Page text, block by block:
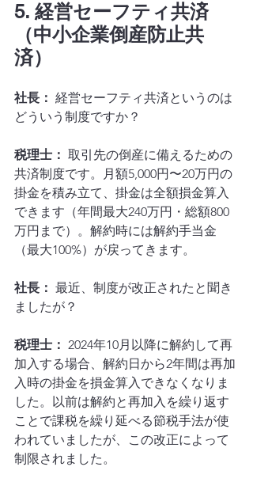
5. 経営セーフティ共済
（中小企業倒産防止共
済）
社長： 経営セーフティ共済というのは
どういう制度ですか？
税理士： 取引先の倒産に備えるための
共済制度です。月額5,000円〜20万円の
掛金を積み立て、掛金は全額損金算入
できます（年間最大240万円・総額800
万円まで）。解約時には解約手当金
（最大100%）が戻ってきます。
社長： 最近、制度が改正されたと聞き
ましたが？
税理士： 2024年10月以降に解約して再
加入する場合、解約日から2年間は再加
入時の掛金を損金算入できなくなりま
した。以前は解約と再加入を繰り返す
ことで課税を繰り延べる節税手法が使
われていましたが、この改正によって
制限されました。